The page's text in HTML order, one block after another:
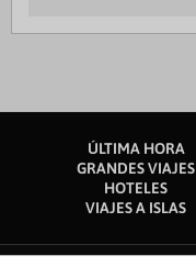
ÚLTIMA HORA
GRANDES VIAJES
HOTELES
VIAJES A ISLAS